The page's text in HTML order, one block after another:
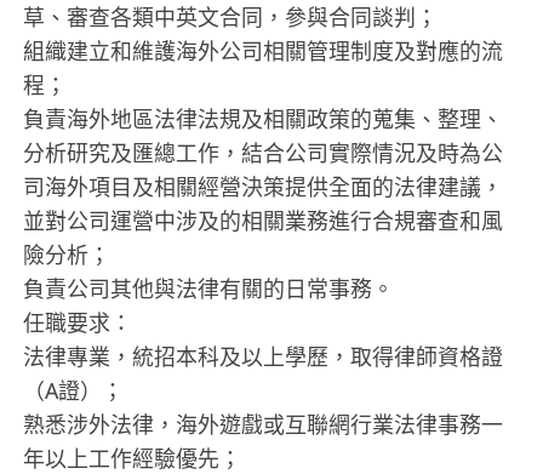
草、審查各類中英文合同，參與合同談判；
組織建立和維護海外公司相關管理制度及對應的流
程；
負責海外地區法律法規及相關政策的蒐集、整理、
分析研究及匯總工作，結合公司實際情況及時為公
司海外項目及相關經營決策提供全面的法律建議，
並對公司運營中涉及的相關業務進行合規審查和風
險分析；
負責公司其他與法律有關的日常事務。
任職要求：
法律專業，統招本科及以上學歷，取得律師資格證
（A證）；
熟悉涉外法律，海外遊戲或互聯網行業法律事務一
年以上工作經驗優先；